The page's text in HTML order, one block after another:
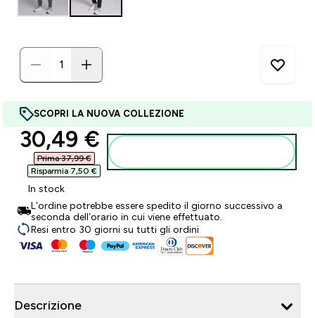
SCOPRI LA NUOVA COLLEZIONE
discounted price
30,49 €‎
Prima 37,99 €‎
Risparmia 7,50 €‎
In stock
L’ordine potrebbe essere spedito il giorno successivo a
seconda dell’orario in cui viene effettuato.
Resi entro 30 giorni su tutti gli ordini
Descrizione